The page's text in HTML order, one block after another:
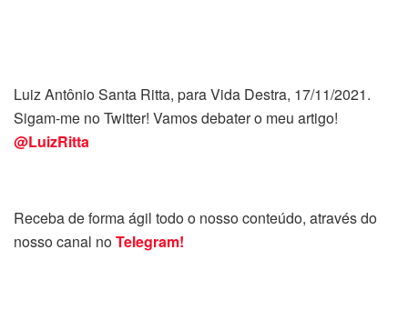
Luiz Antônio Santa Ritta, para Vida Destra, 17/11/2021.
Sigam-me no Twitter! Vamos debater o meu artigo!
@LuizRitta
Receba de forma ágil todo o nosso conteúdo, através do
nosso canal noTelegram!